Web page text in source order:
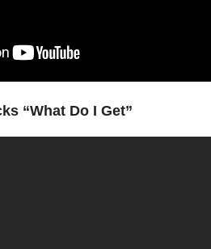
“What Do I Get”